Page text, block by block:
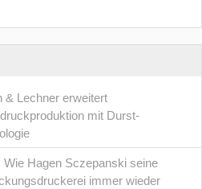
& Lechner erweitert
mit Durst-
Wie Hagen Sczepanski seine
immer wieder